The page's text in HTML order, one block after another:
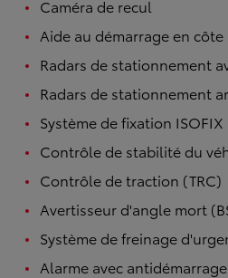
Caméra de recul
Aide au démarrage en côte
Radars de stationnement
Radars de stationnement
Système de fixation ISOFIX
Contrôle de stabilité du
Contrôle de traction (TRC)
Avertisseur d'angle mort
Système de freinage
Alarme avec antidémarrage